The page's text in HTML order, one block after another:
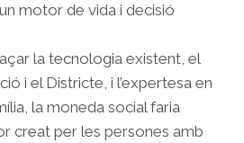
motor de vida i decisió
la tecnologia existent, el
i el Districte, i l’expertesa en
la moneda social faria
creat per les persones amb